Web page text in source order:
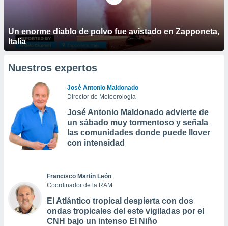
Un enorme diablo de polvo fue avistado en Zapponeta,
Italia
Nuestros expertos
José Antonio Maldonado
Director de Meteorología
José Antonio Maldonado advierte de
un sábado muy tormentoso y señala
las comunidades donde puede llover
con intensidad
Francisco Martín León
Coordinador de la RAM
El Atlántico tropical despierta con dos
ondas tropicales del este vigiladas por el
CNH bajo un intenso El Niño